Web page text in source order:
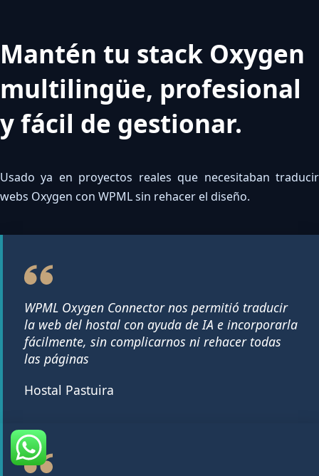
Mantén tu stack Oxygen
multilingüe, profesional
y fácil de gestionar.
Usado ya en proyectos reales que necesitaban traducir
webs Oxygen con WPML sin rehacer el diseño.
WPML Oxygen Connector nos permitió traducir
la web del hostal con ayuda de IA e incorporarla
fácilmente, sin complicarnos ni rehacer todas
las páginas
Hostal Pastuira